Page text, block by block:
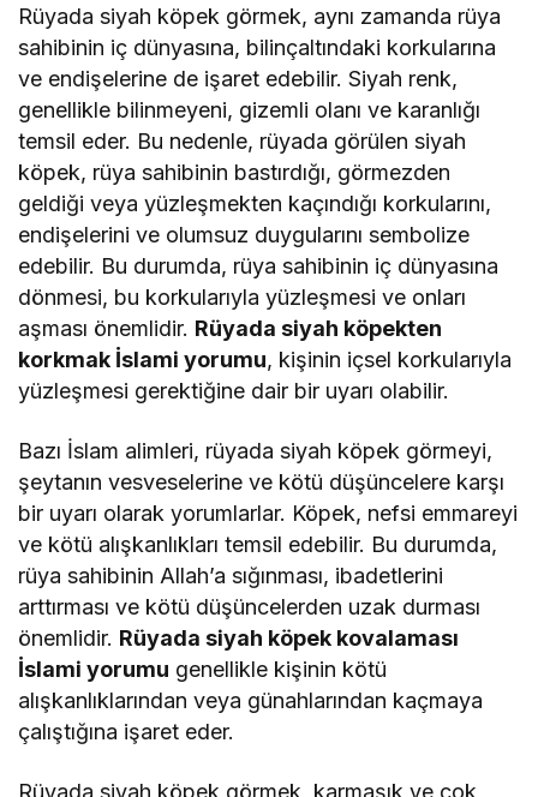
Rüyada siyah köpek görmek, aynı zamanda rüya
sahibinin iç dünyasına, bilinçaltındaki korkularına
ve endişelerine de işaret edebilir. Siyah renk,
genellikle bilinmeyeni, gizemli olanı ve karanlığı
temsil eder. Bu nedenle, rüyada görülen siyah
köpek, rüya sahibinin bastırdığı, görmezden
geldiği veya yüzleşmekten kaçındığı korkularını,
endişelerini ve olumsuz duygularını sembolize
edebilir. Bu durumda, rüya sahibinin iç dünyasına
dönmesi, bu korkularıyla yüzleşmesi ve onları
aşması önemlidir. Rüyada siyah köpekten
korkmak İslami yorumu, kişinin içsel korkularıyla
yüzleşmesi gerektiğine dair bir uyarı olabilir.
Bazı İslam alimleri, rüyada siyah köpek görmeyi,
şeytanın vesveselerine ve kötü düşüncelere karşı
bir uyarı olarak yorumlarlar. Köpek, nefsi emmareyi
ve kötü alışkanlıkları temsil edebilir. Bu durumda,
rüya sahibinin Allah’a sığınması, ibadetlerini
arttırması ve kötü düşüncelerden uzak durması
önemlidir. Rüyada siyah köpek kovalaması
İslami yorumu genellikle kişinin kötü
alışkanlıklarından veya günahlarından kaçmaya
çalıştığına işaret eder.
Rüyada siyah köpek görmek, karmaşık ve çok